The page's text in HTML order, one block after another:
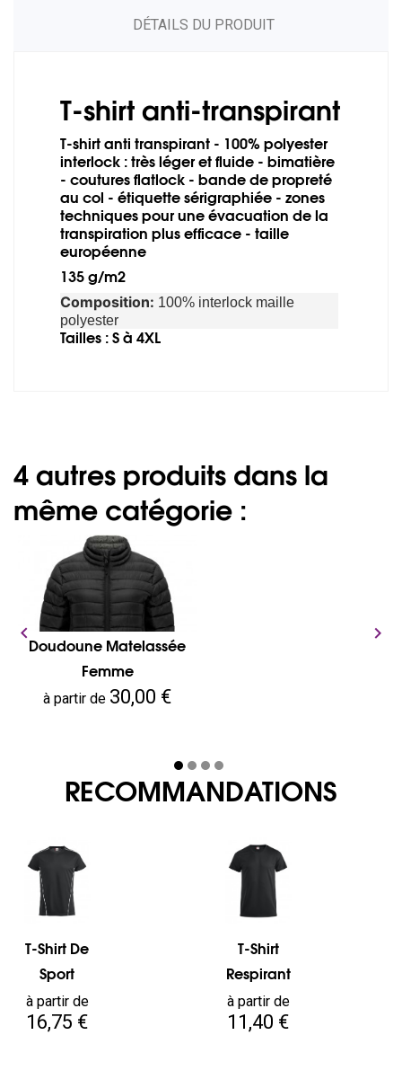
DÉTAILS DU PRODUIT
T-shirt anti-transpirant
T-shirt anti transpirant - 100% polyester
interlock : très léger et fluide - bimatière
- coutures flatlock - bande de propreté
au col - étiquette sérigraphiée - zones
techniques pour une évacuation de la
transpiration plus efficace - taille
européenne
135 g/m2
Composition: 100% interlock maille
polyester
Tailles : S à 4XL
4 autres produits dans la
même catégorie :
Doudoune Matelassée
Femme
Prix
à partir de 30,00 €
 
RECOMMANDATIONS
T-Shirt De
Sport
Prix
à partir de
16,75 €
T-Shirt
Respirant
Prix
à partir de
11,40 €